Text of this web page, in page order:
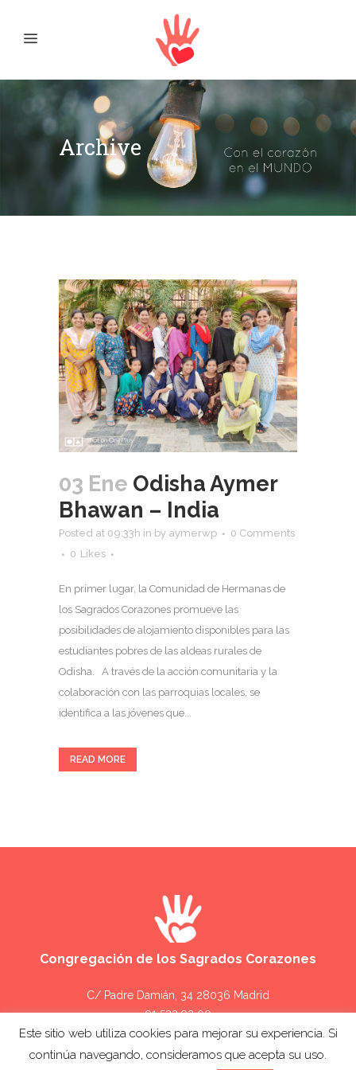
Archive
03 Ene Odisha Aymer
Bhawan – India
Posted at 09:33h in by aymerwp
0 Comments
0 Likes
En primer lugar, la Comunidad de Hermanas de
los Sagrados Corazones promueve las
posibilidades de alojamiento disponibles para las
estudiantes pobres de las aldeas rurales de
Odisha. A través de la acción comunitaria y la
colaboración con las parroquias locales, se
identifica a las jóvenes que...
READ MORE
Congregación de los Sagrados Corazones
C/ Padre Damián, 34 28036 Madrid
91 533 93 00
aymer@fundacionaymer.org
Este sitio web utiliza cookies para mejorar su experiencia. Si
continúa navegando, consideramos que acepta su uso.